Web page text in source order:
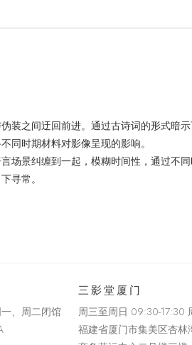
装之间迂回前进。通过古诗词的形式暗
同时期材料对影像呈现的影响。
场景纠缠到一起，模糊时间性，通过不
寻常。
、周二闭馆
三影堂厦门
周三至周日 09:30-17:30
福建省厦门市集美区杏林